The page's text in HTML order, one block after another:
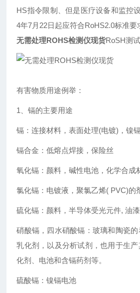
HS指令限制、但是医疗设备和监控
4年7月22日起应符合RoHS2.0标准要
无需处理ROHS检测仪现货RoSH测
有害物质用途例举：
1、镉的主要用途
镉：连接材料，表面处理(电镀)，镍
镉合金：低熔点焊接，保险丝
氧化镉：颜料，碱性电池，化学合成
氯化镉：电镀液，聚氯乙烯( PVC)的
硫化镉：颜料，半导体受光元件, 油
硝酸镉，四水硝酸镉：玻璃和陶瓷
乳化剂，以及分析试剂，也用于生
化剂、电池和含镉药剂等。
硫酸镉：镍镉电池